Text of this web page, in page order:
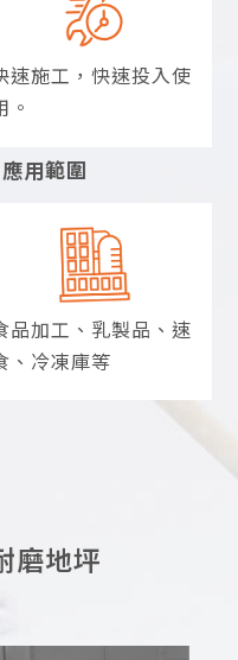
速施工， 快速投入使
。
應用範圍
品加工、乳製品、速
、冷凍庫等
磨地坪